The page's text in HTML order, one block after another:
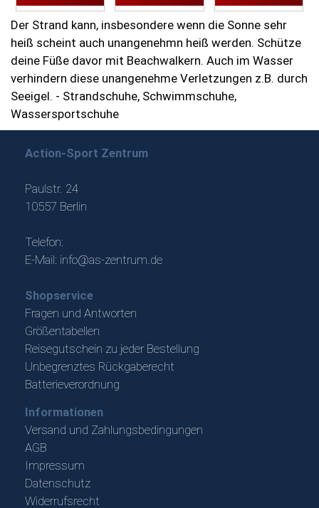
Strand- ...
Der Fü...
Der Strand kann, insbesondere wenn die Sonne sehr
heiß scheint auch unangenehmn heiß werden. Schütze
deine Füße davor mit Beachwalkern. Auch im Wasser
verhindern diese unangenehme Verletzungen z.B. durch
Seeigel. - Strandschuhe, Schwimmschuhe,
Wassersportschuhe
Action-Sport Zentrum
Paulstr. 24
10557 Berlin
Telefon:
E-Mail: info@as-zentrum.de
Shopservice
Fragen und Antworten
Größentabellen
Reisegutschein zu jeder Bestellung
Unbegrenztes Rückgaberecht
Batterieverordnung
Informationen
Versand und Zahlungsbedingungen
AGB
Impressum
Datenschutz
Widerrufsrecht